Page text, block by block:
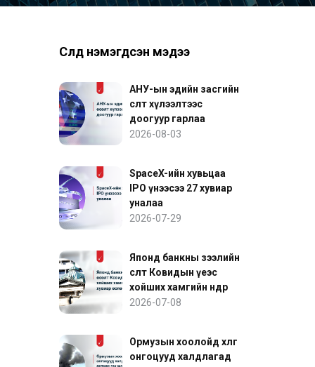
Сүүлд нэмэгдсэн мэдээ
АНУ-ын эдийн засгийн
өсөлт хүлээлтээс
доогуур гарлаа
2026-08-03
SpaceX-ийн хувьцаа
IPO үнээсээ 27 хувиар
уналаа
2026-07-29
Японд банкны зээлийн
өсөлт Ковидын үеэс
хойших хамгийн өндөр
хувиар өслөө
2026-07-08
Ормузын хоолойд хөлөг
онгоцууд халдлагад